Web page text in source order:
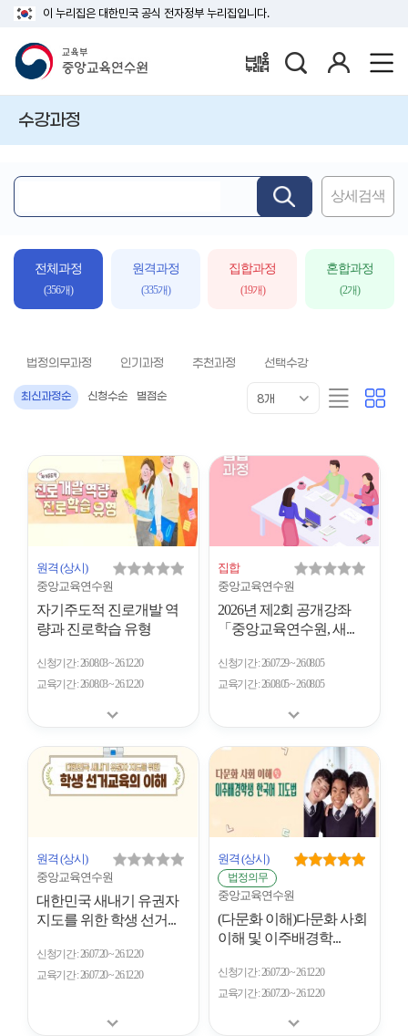
이 누리집은 대한민국 공식 전자정부 누리집입니다.
배움누리터
수강과정
심
상세검색
전체과정
(356개)
원격과정
(335개)
집합과정
(19개)
혼합과정
(2개)
법정의무과정 인기과정 추천과정 선택수강
최신과정순 신청수순 별점순
개
수
8개
리
스
카
드
원격 (상시)
중앙교육연수원
자기주도적 진로개발 역
량과 진로학습 유형
신청기간 26.08.03 ~ 26.12.20
교육기간 26.08.03 ~ 26.12.20
집합
중앙교육연수원
2026년 제2회 공개강좌
「중앙교육연수원, 새...
신청기간 26.07.29 ~ 26.08.05
교육기간 26.08.05 ~ 26.08.05
원격 (상시)
중앙교육연수원
대한민국 새내기 유권자
지도를 위한 학생 선거...
신청기간 26.07.20 ~ 26.12.20
교육기간 26.07.20 ~ 26.12.20
원격 (상시)
법정의무
중앙교육연수원
(다문화 이해)다문화 사회
이해 및 이주배경학...
신청기간 26.07.20 ~ 26.12.20
교육기간 26.07.20 ~ 26.12.20